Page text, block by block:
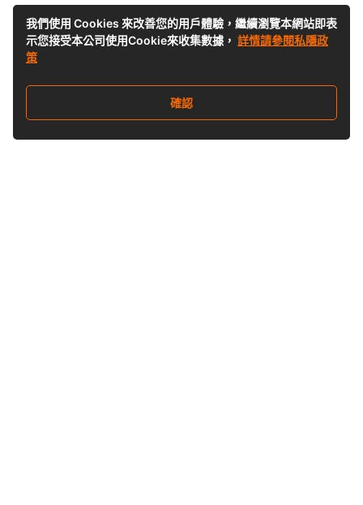
我們使用 Cookies 來改善您的用戶體驗，繼續瀏覽本網站即表
示您接受本公司使用Cookie來收集數據， 詳情請參閱私隱政
策
確認